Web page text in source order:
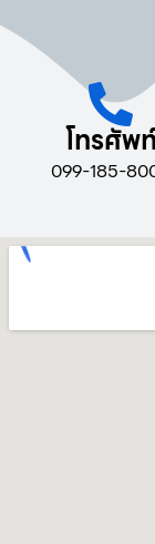
โทรศัพ
099-185-